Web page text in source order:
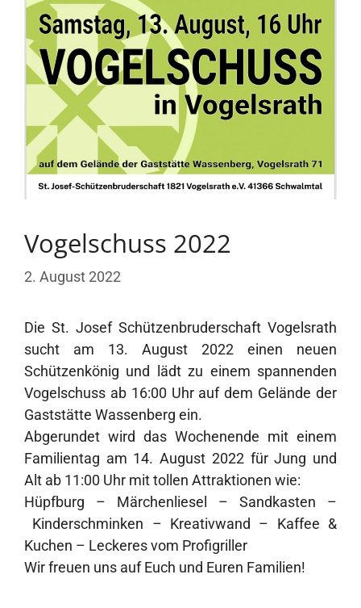
Vogelschuss 2022
2. August 2022
Die St. Josef Schützenbruderschaft Vogelsrath
sucht am 13. August 2022 einen neuen
Schützenkönig und lädt zu einem spannenden
Vogelschuss ab 16:00 Uhr auf dem Gelände der
Gaststätte Wassenberg ein.
Abgerundet wird das Wochenende mit einem
Familientag am 14. August 2022 für Jung und
Alt ab 11:00 Uhr mit tollen Attraktionen wie:
Hüpfburg – Märchenliesel – Sandkasten –
Kinderschminken – Kreativwand – Kaffee &
Kuchen – Leckeres vom Profigriller
Wir freuen uns auf Euch und Euren Familien!